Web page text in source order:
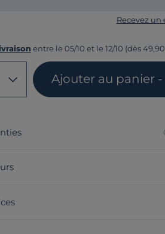
Recevez
entre le 05/10 et le 12/10 (dès
Ajouter au panier